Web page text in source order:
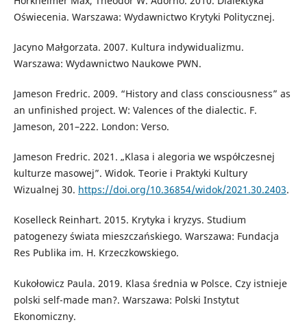
Oświecenia. Warszawa: Wydawnictwo Krytyki Politycznej.
Jacyno Małgorzata. 2007. Kultura indywidualizmu.
Warszawa: Wydawnictwo Naukowe PWN.
Jameson Fredric. 2009. “History and class consciousness” as
an unfinished project. W: Valences of the dialectic. F.
Jameson, 201–222. London: Verso.
Jameson Fredric. 2021. „Klasa i alegoria we współczesnej
kulturze masowej”. Widok. Teorie i Praktyki Kultury
Wizualnej 30. https://doi.org/10.36854/widok/2021.30.2403.
Koselleck Reinhart. 2015. Krytyka i kryzys. Studium
patogenezy świata mieszczańskiego. Warszawa: Fundacja
Res Publika im. H. Krzeczkowskiego.
Kukołowicz Paula. 2019. Klasa średnia w Polsce. Czy istnieje
polski self-made man?. Warszawa: Polski Instytut
Ekonomiczny.